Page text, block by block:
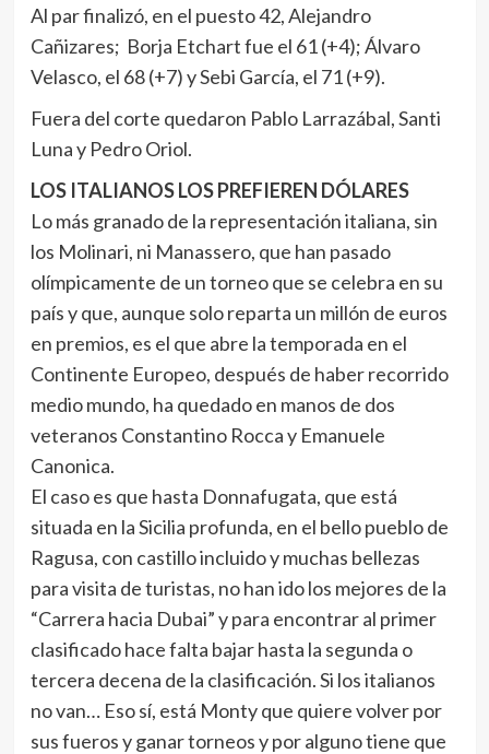
Al par finalizó, en el puesto 42, Alejandro
Cañizares; Borja Etchart fue el 61 (+4); Álvaro
Velasco, el 68 (+7) y Sebi García, el 71 (+9).
Fuera del corte quedaron Pablo Larrazábal, Santi
Luna y Pedro Oriol.
LOS ITALIANOS LOS PREFIEREN DÓLARES
Lo más granado de la representación italiana, sin
los Molinari, ni Manassero, que han pasado
olímpicamente de un torneo que se celebra en su
país y que, aunque solo reparta un millón de euros
en premios, es el que abre la temporada en el
Continente Europeo, después de haber recorrido
medio mundo, ha quedado en manos de dos
veteranos Constantino Rocca y Emanuele
Canonica.
El caso es que hasta Donnafugata, que está
situada en la Sicilia profunda, en el bello pueblo de
Ragusa, con castillo incluido y muchas bellezas
para visita de turistas, no han ido los mejores de la
“Carrera hacia Dubai” y para encontrar al primer
clasificado hace falta bajar hasta la segunda o
tercera decena de la clasificación. Si los italianos
no van… Eso sí, está Monty que quiere volver por
sus fueros y ganar torneos y por alguno tiene que